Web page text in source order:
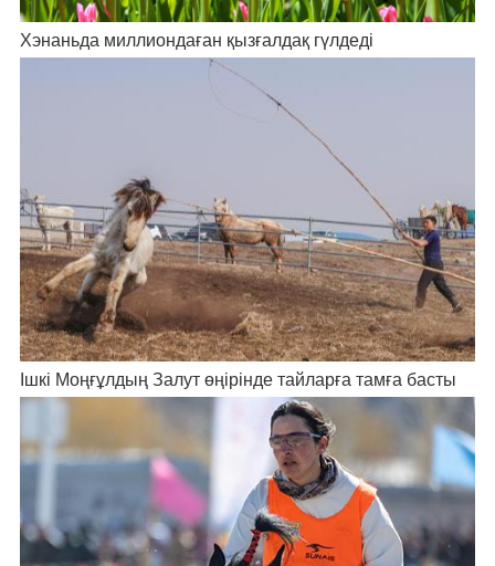
Хэнаньда миллиондаған қызғалдақ гүлдеді
Ішкі Моңғұлдың Залут өңірінде тайларға тамға басты